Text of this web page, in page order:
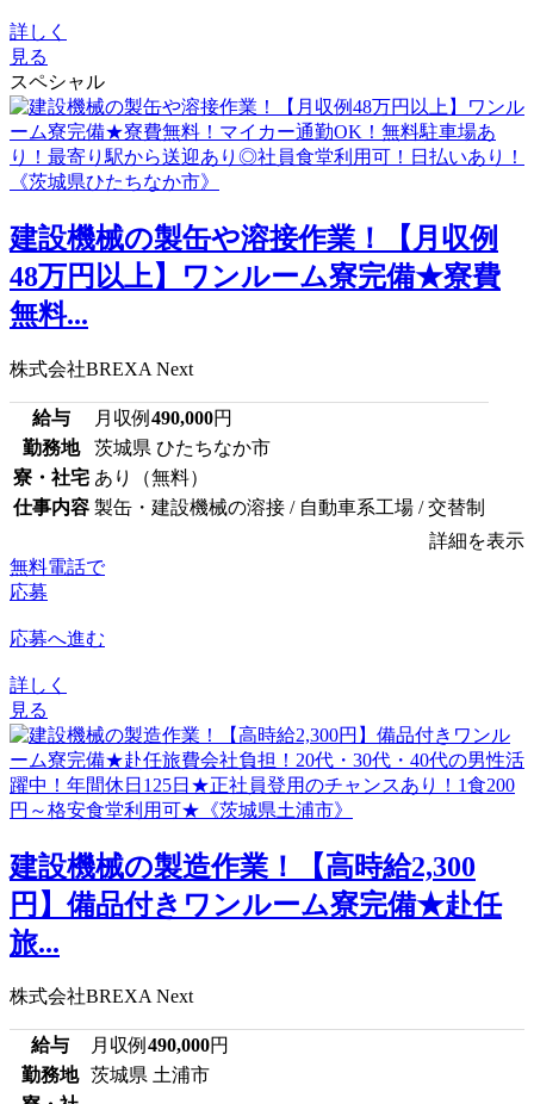
詳しく
見る
スペシャル
建設機械の製缶や溶接作業！【月収例
48万円以上】ワンルーム寮完備★寮費
無料...
株式会社BREXA Next
給与 月収例 490,000円
勤務地
茨城県 ひたちなか市
寮・社宅 あり（無料）
仕事内容 製缶・建設機械の溶接 / 自動車系工場 / 交替制
詳細を表示
無料電話で
応募
応募へ進む
詳しく
見る
建設機械の製造作業！【高時給2,300
円】備品付きワンルーム寮完備★赴任
旅...
株式会社BREXA Next
給与 月収例 490,000円
勤務地
茨城県 土浦市